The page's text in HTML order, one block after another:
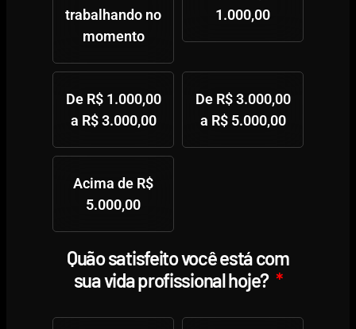
trabalhando no
momento
1.000,00
De R$ 1.000,00
a R$ 3.000,00
De R$ 3.000,00
a R$ 5.000,00
Acima de R$
5.000,00
Quão satisfeito você está com
sua vida profissional hoje?